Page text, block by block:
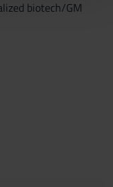
o che hanno
biotech/GM